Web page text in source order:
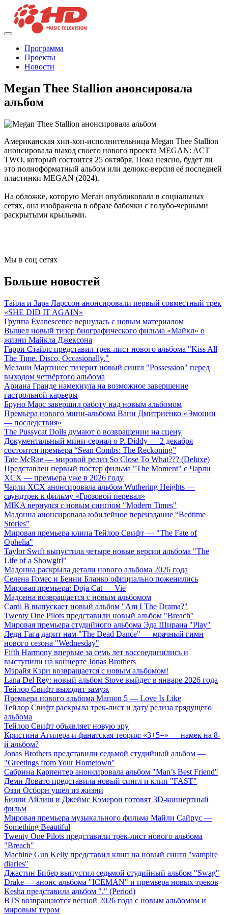
Программа
Проекты
Новости
Megan Thee Stallion анонсировала
альбом
Американская хип-хоп-исполнительница Megan Thee Stallion
анонсировала выход своего нового проекта MEGAN: ACT
TWO, который состоится 25 октября. Пока неясно, будет ли
это полноформатный альбом или делюкс-версия её последней
пластинки MEGAN (2024).
На обложке, которую Меган опубликовала в социальных
сетях, она изображена в образе бабочки с голубо-черными
раскрытыми крыльями.
Мы в соц сетях
Больше новостей
Тайла и Зара Ларссон анонсировали первый совместный трек
«SHE DID IT AGAIN»
Группа Evanescence вернулась с новым материалом
Вышел новый тизер биографического фильма «Майкл» о
жизни Майкла Джексона
Гарри Стайлс представил трек-лист нового альбома "Kiss All
The Time. Disco, Occasionally."
Мелани Мартинес тизерит новый сингл "Possession" перед
выходом четвёртого альбома
Ариана Гранде намекнула на возможное завершение
гастрольной карьеры
Бруно Марс завершил работу над новым альбомом
Премьера нового мини-альбома Вани Дмитриенко «Эмоции
— последствия»
The Pussycat Dolls думают о возвращении на сцену
Документальный мини-сериал о P. Diddy — 2 декабря
состоится премьера “Sean Combs: The Reckoning”
Tate McRae — мировой релиз So Close To What??? (Deluxe)
Представлен первый постер фильма "The Moment" с Чарли
XCX — премьера уже в 2026 году
Чарли XCX анонсировала альбом Wuthering Heights —
саундтрек к фильму «Грозовой перевал»
MIKA вернулся с новым синглом "Modern Times"
Мадонна анонсировала юбилейное переиздание “Bedtime
Stories”
Мировая премьера клипа Тейлор Свифт — "The Fate of
Ophelia"
Taylor Swift выпустила четыре новые версии альбома "The
Life of a Showgirl"
Мадонна раскрыла детали нового альбома 2026 года
Селена Гомес и Бенни Бланко официально поженились
Мировая премьера: Doja Cat — Vie
Мадонна возвращается с новым альбомом
Cardi B выпускает новый альбом "Am I The Drama?"
Twenty One Pilots представили новый альбом "Breach"
Мировая премьера студийного альбома Эда Ширана "Play"
Леди Гага дарит нам "The Dead Dance" — мрачный гимн
нового сезона "Wednesday"
Fifth Harmony впервые за семь лет воссоединились и
выступили на концерте Jonas Brothers
Мэрайя Кэри возвращается с новым альбомом!
Lana Del Rey: новый альбом Stove выйдет в январе 2026 года
Тейлор Свифт выходит замуж
Премьера нового альбома Maroon 5 — Love Is Like
Тейлор Свифт раскрыла трек-лист и дату релиза грядущего
альбома
Тейлор Свифт объявляет новую эру
Кристина Агилера и фанатская теория: «3+5=» — намек на 8-
й альбом?
Jonas Brothers представили седьмой студийный альбом —
"Greetings from Your Hometown"
Сабрина Карпентер анонсировала альбом "Man’s Best Friend"
Деми Ловато представила новый сингл и клип "FAST"
Оззи Осборн ушел из жизни
Билли Айлиш и Джеймс Кэмерон готовят 3D-концертный
фильм
Мировая премьера музыкального фильма Майли Сайрус —
Something Beautiful
Twenty One Pilots представили трек-лист нового альбома
"Breach"
Machine Gun Kelly представил клип на новый сингл "vampire
diaries"
Джастин Бибер выпустил седьмой студийный альбом "Swag"
Drake — анонс альбома "ICEMAN" и премьера новых треков
Kesha представила альбом "." (Period)
BTS возвращаются весной 2026 года с новым альбомом и
мировым туром